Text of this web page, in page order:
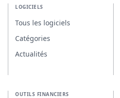
LOGICIELS
Tous les logiciels
Catégories
Actualités
OUTILS FINANCIERS